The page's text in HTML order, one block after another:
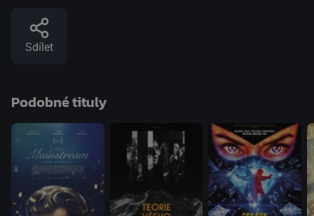
se v hlubinách Města andělů. Hypnotický a zábavný thriller
bezmála lynchovského ražení je poháněn stejně tak
ústřední obsedantní figurou, jako vytříbeným
serpentiny, bizarní zvraty a paranoidní labyrint odkazů jsou
tematizující fenomén tzv. male gazingu i netradiční poctou
éře klasického Hollywoodu.
Sdílet
Podobné tituly